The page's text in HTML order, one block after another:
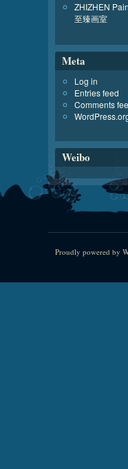
ZHIZHEN
至臻画室
Meta
Log in
Entries feed
Comments
Weibo
Proudly powered by